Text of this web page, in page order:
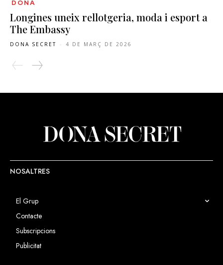
DONA
Longines uneix rellotgeria, moda i esport a
The Embassy
DONA SECRET - 4 DE MARÇ DE 2026
NOSALTRES
El Grup
Contacte
Subscripcions
Publicitat